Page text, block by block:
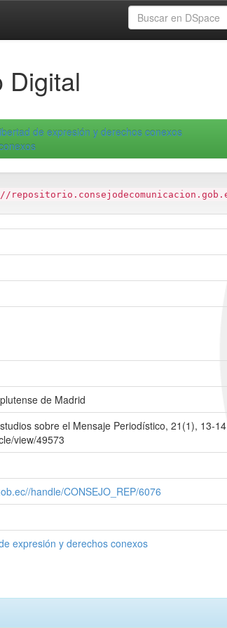
Digital
de expresión y derechos conexos
de Madrid
sobre el Mensaje Periodístico, 21(1), 13-
view/49573
handle/CONSEJO_REP/6076
expresión y derechos conexos